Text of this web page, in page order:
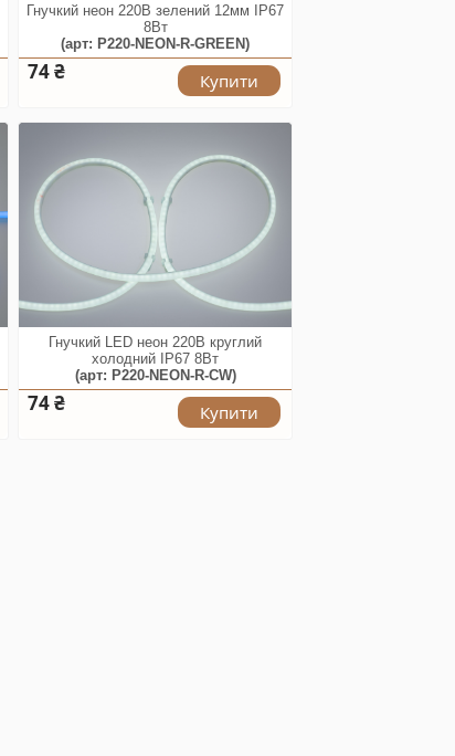
Гнучкий неон 220В зелений 12мм IP67
8Вт
(арт: P220-NEON-R-GREEN)
74 ₴ Купити
Гнучкий LED неон 220В круглий
холодний IP67 8Вт
(арт: P220-NEON-R-CW)
74 ₴ Купити